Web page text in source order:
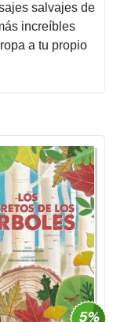
salvajes de
increíbles
a tu propio